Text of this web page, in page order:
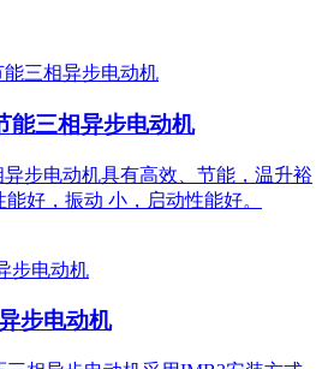
能三相异步电动机
步电动机具有高效、节能，温升裕
好，振动 小，启动性能好。
步电动机